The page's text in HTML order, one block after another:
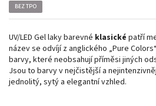
BEZ TPO
UV/LED Gel laky barevné klasické patří
název se odvíjí z anglického „Pure Colors“
barvy, které neobsahují příměsi jiných
Jsou to barvy v nejčistější a
jednolitý, sytý a elegantní vzhled.